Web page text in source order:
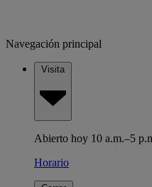
Navegación principal
Visita
Abierto hoy 10 a.m.–5
Horario